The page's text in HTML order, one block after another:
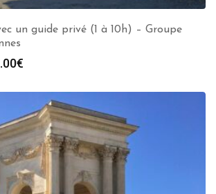
un guide privé (1 à 10h) – Groupe
€
prix :
279.00€
à
729.00€